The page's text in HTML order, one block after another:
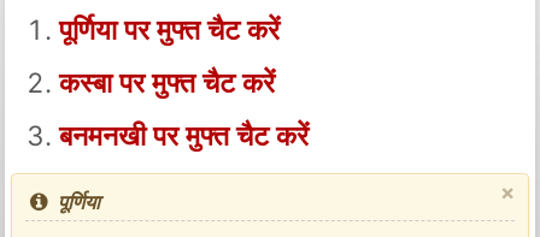
पूर्णिया पर मुफ्त चैट करें
कस्बा पर मुफ्त चैट करें
बनमनखी पर मुफ्त चैट करें
×
पूर्णिया